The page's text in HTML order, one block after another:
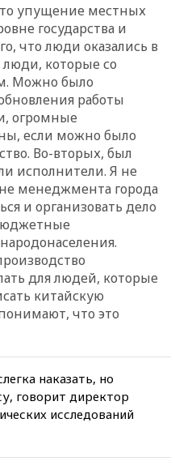
упущение местных
государства и
что люди оказались в
которые со
Можно было
работы
огромные
если можно было
Во-вторых, был
исполнители. Я не
менеджмента города
и организовать дело
для людей, которые
китайскую
что это
наказать, но
говорит директор
исследований